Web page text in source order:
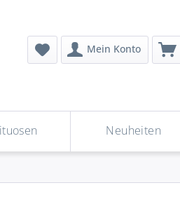
Mein Konto
Neuheiten